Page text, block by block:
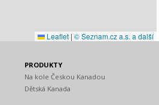
Leaflet | © Seznam.cz a.s. a další
PRODUKTY
Na kole Českou Kanadou
Dětská Kanada